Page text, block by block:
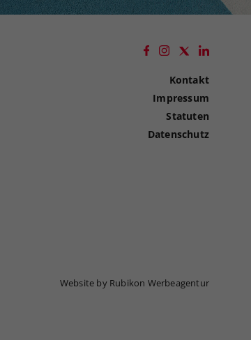
Kontakt
Impressum
Statuten
Datenschutz
Website by Rubikon Werbeagentur